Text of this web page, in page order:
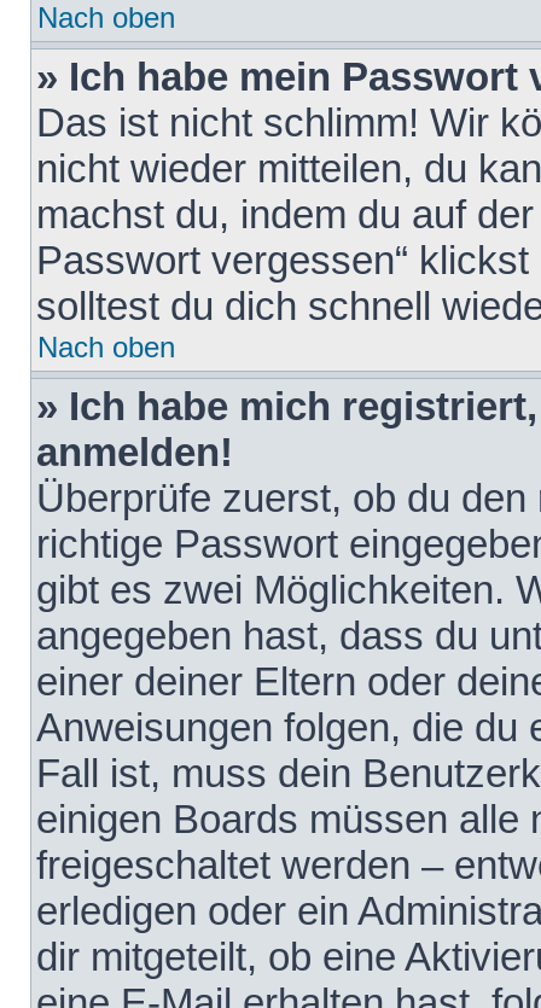
Nach oben
» Ich habe mein Passwort
Das ist nicht schlimm! Wir
nicht wieder mitteilen, du
machst du, indem du auf
Passwort vergessen“
solltest du dich schnell
Nach oben
» Ich habe mich
anmelden!
Überprüfe zuerst, ob du
richtige Passwort
gibt es zwei Möglichkeiten.
angegeben hast, dass du
einer deiner Eltern oder
Anweisungen folgen, die du
Fall ist, muss dein
einigen Boards müssen alle
freigeschaltet werden –
erledigen oder ein
dir mitgeteilt, ob eine